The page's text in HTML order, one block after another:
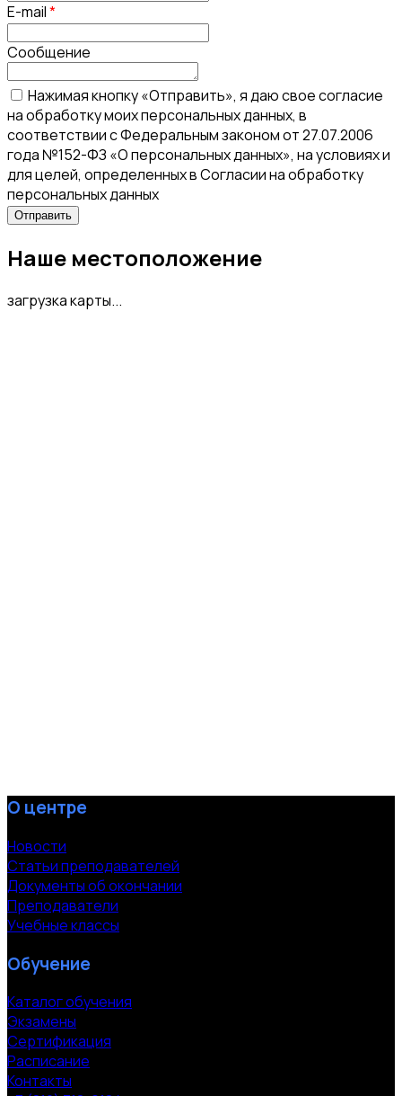
E-mail*
Сообщение
Нажимая кнопку «Отправить», я даю свое согласие
на обработку моих персональных данных, в
соответствии с Федеральным законом от 27.07.2006
года №152-ФЗ «О персональных данных», на условиях и
для целей, определенных в Согласии на обработку
персональных данных
Наше местоположение
загрузка карты...
О центре
Новости
Статьи преподавателей
Документы об окончании
Преподаватели
Учебные классы
Обучение
Каталог обучения
Экзамены
Сертификация
Расписание
Контакты